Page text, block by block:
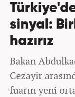
sinyal:
hazırız
Bakan
Cezayir
fuarın yeni